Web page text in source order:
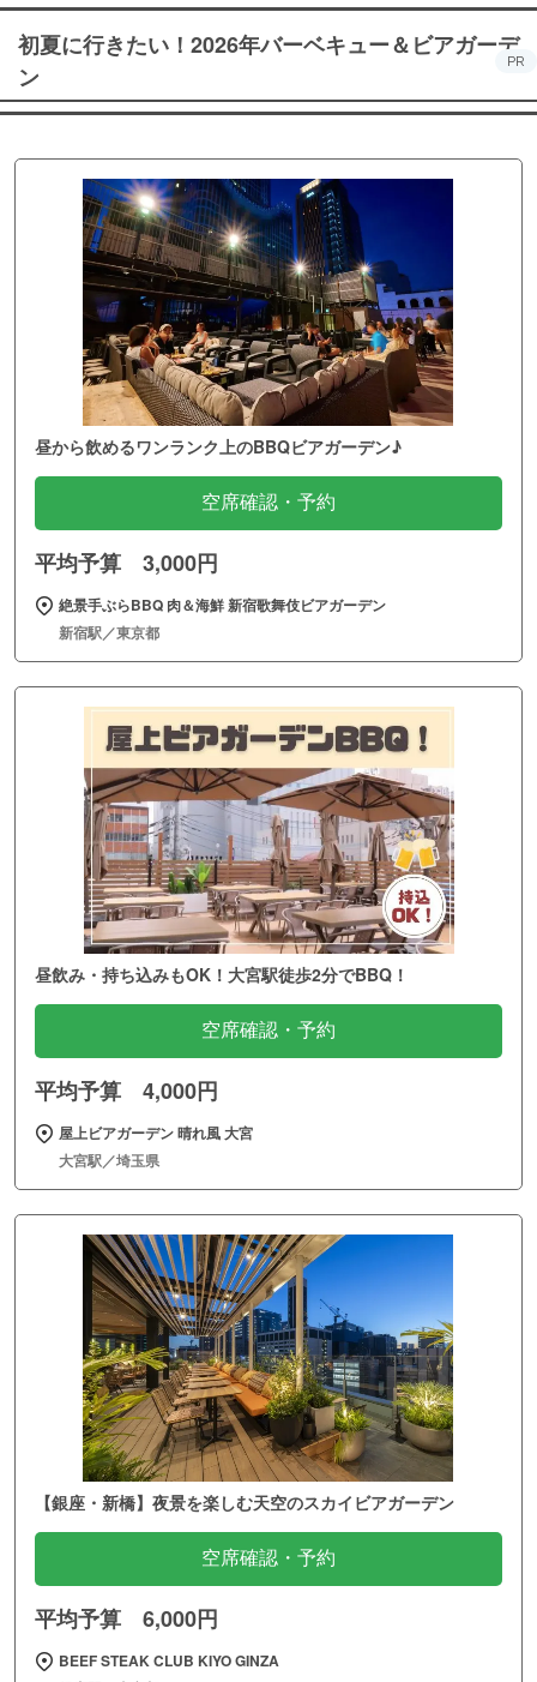
初夏に行きたい！2026年バーベキュー＆ビアガーデ
ン
PR
昼から飲めるワンランク上のBBQビアガーデン♪
空席確認・予約
平均予算 3,000円
絶景手ぶらBBQ 肉＆海鮮 新宿歌舞伎ビアガーデン
新宿駅／東京都
昼飲み・持ち込みもOK！大宮駅徒歩2分でBBQ！
空席確認・予約
平均予算 4,000円
屋上ビアガーデン 晴れ風 大宮
大宮駅／埼玉県
【銀座・新橋】夜景を楽しむ天空のスカイビアガーデン
空席確認・予約
平均予算 6,000円
BEEF STEAK CLUB KIYO GINZA